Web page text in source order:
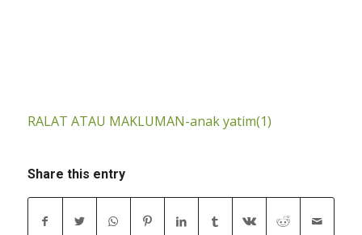
RALAT ATAU MAKLUMAN-anak yatim(1)
Share this entry